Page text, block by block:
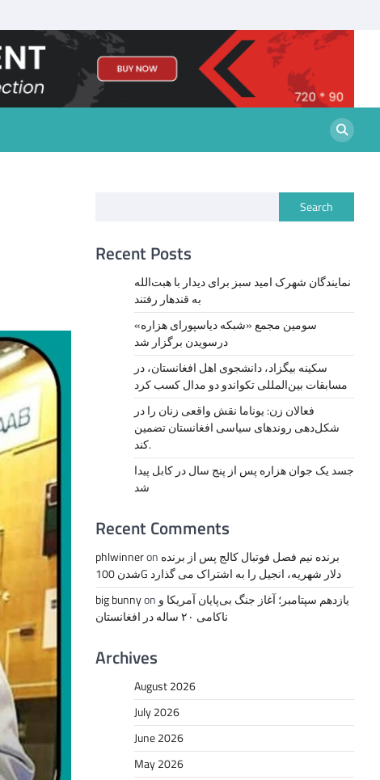
Search
Recent Posts
نمايندگان شهرک امید سبز برای دیدار با هبت‌الله
به قندهار رفتند
سومین مجمع «شبکه دیاسپورای هزاره»
درسویدن برگزار شد
سکینه بیگزاد، دانشجوی اهل افغانستان، در
مسابقات بین‌المللی تکواندو دو مدال کسب کرد
فعالان زن: یوناما نقش واقعی زنان را در
شکل‌دهی روندهای سیاسی افغانستان تضمین
کند.
جسد یک جوان هزاره پس از پنج سال در کابل پیدا
شد
Recent Comments
phlwinneron برنده نیم فصل فوتبال کالج پس از برنده
شدن 100G دلار شهریه، انجیل را به اشتراک می گذارد
big bunnyon یازدهم سپتامبر؛ آغاز جنگ بی‌پایان آمریکا و
ناکامی ۲۰ ساله در افغانستان
Archives
August 2026
July 2026
June 2026
May 2026